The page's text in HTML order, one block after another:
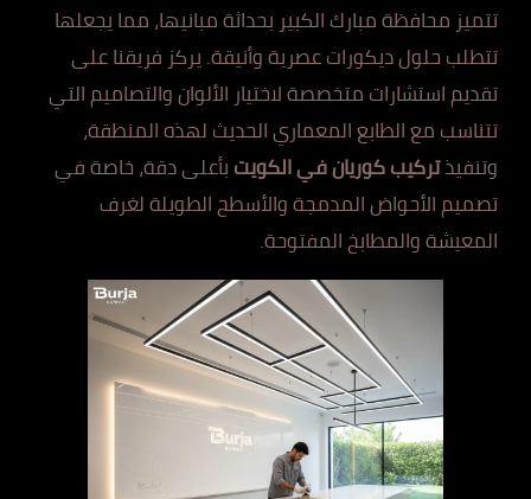
تتميز محافظة مبارك الكبير بحداثة مبانيها، مما يجعلها
تتطلب حلول ديكورات عصرية وأنيقة. يركز فريقنا على
تقديم استشارات متخصصة لاختيار الألوان والتصاميم التي
تتناسب مع الطابع المعماري الحديث لهذه المنطقة،
وتنفيذتركيب كوريان في الكويتبأعلى دقة، خاصة في
تصميم الأحواض المدمجة والأسطح الطويلة لغرف
المعيشة والمطابخ المفتوحة.